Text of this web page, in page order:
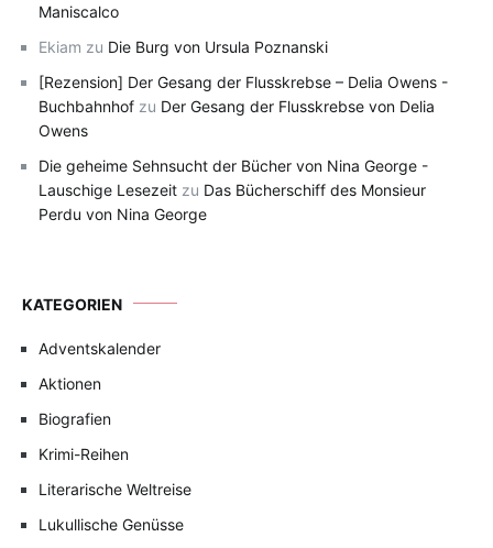
Maniscalco
Ekiam zu Die Burg von Ursula Poznanski
[Rezension] Der Gesang der Flusskrebse – Delia Owens -
Buchbahnhof zu Der Gesang der Flusskrebse von Delia
Owens
Die geheime Sehnsucht der Bücher von Nina George -
Lauschige Lesezeit zu Das Bücherschiff des Monsieur
Perdu von Nina George
KATEGORIEN
Adventskalender
Aktionen
Biografien
Krimi-Reihen
Literarische Weltreise
Lukullische Genüsse